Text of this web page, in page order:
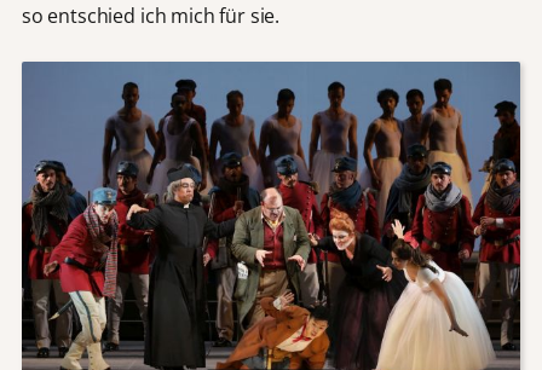
so entschied ich mich für sie.